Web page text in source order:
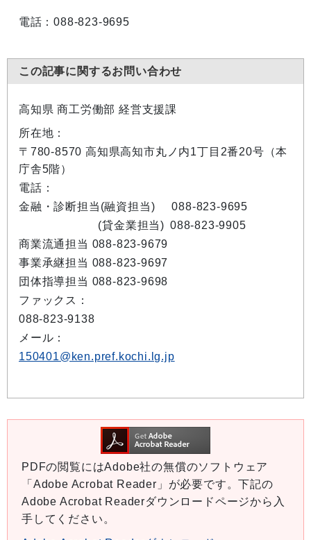
電話：088-823-9695
この記事に関するお問い合わせ
高知県 商工労働部 経営支援課
所在地：
〒780-8570 高知県高知市丸ノ内1丁目2番20号（本
庁舎5階）
電話：
金融・診断担当(融資担当)
088-823-9695
(貸金業担当) 088-823-9905
商業流通担当 088-823-9679
事業承継担当 088-823-9697
団体指導担当 088-823-9698
ファックス：
088-823-9138
メール：
150401@ken.pref.kochi.lg.jp
PDFの閲覧にはAdobe社の無償のソフトウェア
「Adobe Acrobat Reader」が必要です。下記の
Adobe Acrobat Readerダウンロードページから入
手してください。